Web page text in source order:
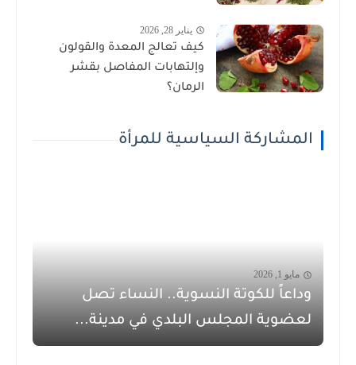
يناير 28, 2026
كيف تعالج المعدة والقولون
وإلتهابات المفاصل بقشر
الرمان؟
المشاركة السياسية للمرأة
مايو 1, 2026
وداعاً للكوتة النسوية.. النساء تصل
لعضوية المجلس البلدي في مدينة...